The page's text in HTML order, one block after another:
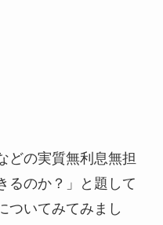
どの実質無利息無担
るのか？」と題して
ついてみてみまし